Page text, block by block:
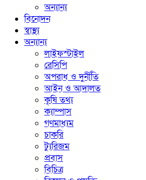
অন্যান্য
বিনোদন
স্বাস্থ্য
অন্যান্য
লাইফস্টাইল
রেসিপি
অপরাধ ও দুর্নীতি
আইন ও আদালত
কৃষি তথ্য
ক্যাম্পাস
গণমাধ্যম
চাকরি
ট্যুরিজম
প্রবাস
বিচিত্র